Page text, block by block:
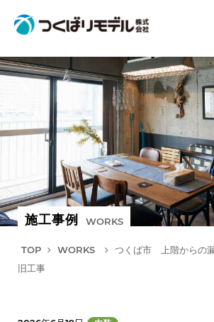
施工事例 WORKS
TOP WORKS
つくば市 上階からの
旧工事